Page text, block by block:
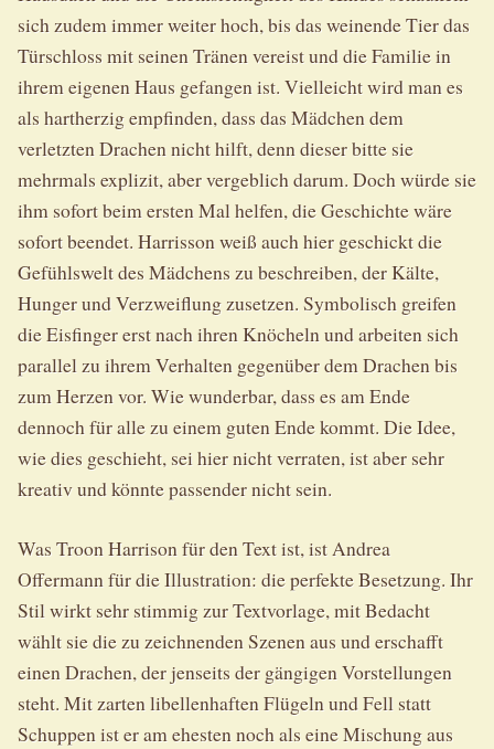
sich zudem immer weiter hoch, bis das weinende Tier das
Türschloss mit seinen Tränen vereist und die Familie in
ihrem eigenen Haus gefangen ist. Vielleicht wird man es
als hartherzig empfinden, dass das Mädchen dem
verletzten Drachen nicht hilft, denn dieser bitte sie
mehrmals explizit, aber vergeblich darum. Doch würde sie
ihm sofort beim ersten Mal helfen, die Geschichte wäre
sofort beendet. Harrisson weiß auch hier geschickt die
Gefühlswelt des Mädchens zu beschreiben, der Kälte,
Hunger und Verzweiflung zusetzen. Symbolisch greifen
die Eisfinger erst nach ihren Knöcheln und arbeiten sich
parallel zu ihrem Verhalten gegenüber dem Drachen bis
zum Herzen vor. Wie wunderbar, dass es am Ende
dennoch für alle zu einem guten Ende kommt. Die Idee,
wie dies geschieht, sei hier nicht verraten, ist aber sehr
kreativ und könnte passender nicht sein.
Was Troon Harrison für den Text ist, ist Andrea
Offermann für die Illustration: die perfekte Besetzung. Ihr
Stil wirkt sehr stimmig zur Textvorlage, mit Bedacht
wählt sie die zu zeichnenden Szenen aus und erschafft
einen Drachen, der jenseits der gängigen Vorstellungen
steht. Mit zarten libellenhaften Flügeln und Fell statt
Schuppen ist er am ehesten noch als eine Mischung aus